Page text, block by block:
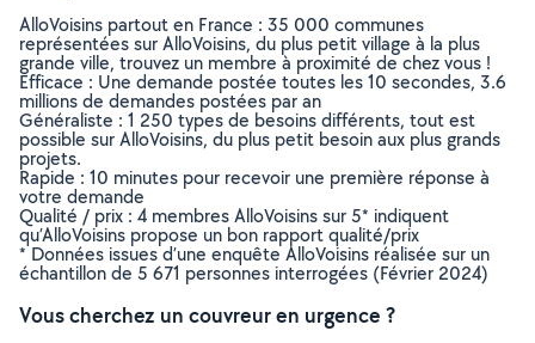
AlloVoisins partout en France : 35 000 communes
représentées sur AlloVoisins, du plus petit village à la plus
grande ville, trouvez un membre à proximité de chez vous !
Efficace : Une demande postée toutes les 10 secondes, 3.6
millions de demandes postées par an
Généraliste : 1 250 types de besoins différents, tout est
possible sur AlloVoisins, du plus petit besoin aux plus grands
projets.
Rapide : 10 minutes pour recevoir une première réponse à
votre demande
Qualité / prix : 4 membres AlloVoisins sur 5* indiquent
qu’AlloVoisins propose un bon rapport qualité/prix
* Données issues d’une enquête AlloVoisins réalisée sur un
échantillon de 5 671 personnes interrogées (Février 2024)
Vous cherchez un couvreur en urgence ?